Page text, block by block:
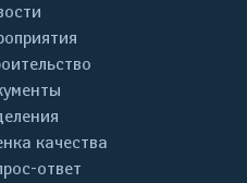
качества
ответ